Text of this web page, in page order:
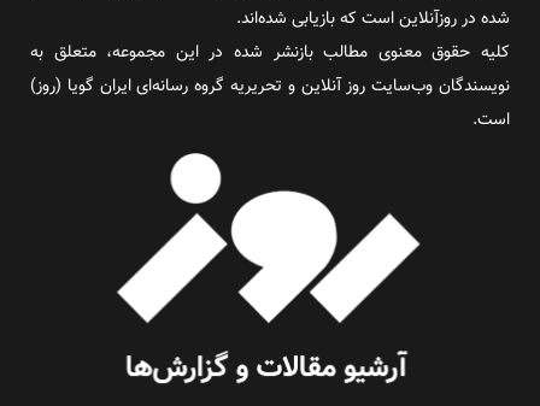
شده در روزآنلاین است که بازیابی شده‌اند.
کلیه حقوق معنوی مطالب بازنشر شده در این مجموعه، متعلق به
نویسندگان وب‌سایت روز آنلاین و تحریریه گروه رسانه‌ای ایران گویا (روز)
است.